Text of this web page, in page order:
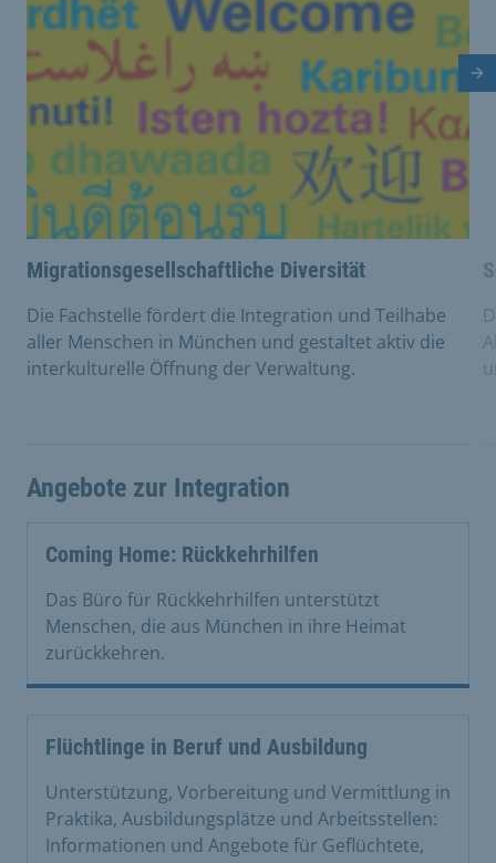
Migrationsgesellschaftliche Diversität
Die Fachstelle fördert die Integration und Teilhabe
aller Menschen in München und gestaltet aktiv die
interkulturelle Öffnung der Verwaltung.
Angebote zur Integration
Coming Home: Rückkehrhilfen
Das Büro für Rückkehrhilfen unterstützt
Menschen, die aus München in ihre Heimat
zurückkehren.
Flüchtlinge in Beruf und Ausbildung
Unterstützung, Vorbereitung und Vermittlung in
Praktika, Ausbildungsplätze und Arbeitsstellen:
Informationen und Angebote für Geflüchtete,